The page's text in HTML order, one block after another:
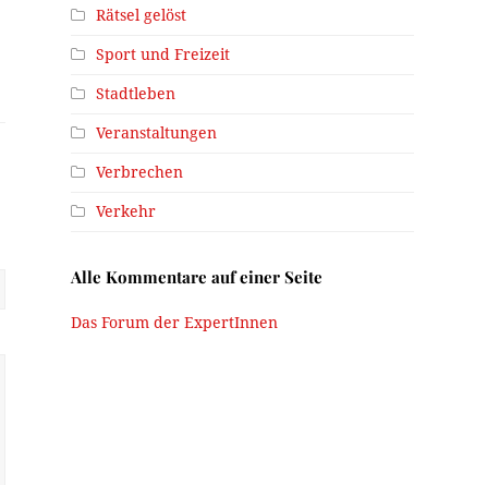
Rätsel gelöst
Sport und Freizeit
Stadtleben
Veranstaltungen
Verbrechen
Verkehr
Alle Kommentare auf einer Seite
Das Forum der ExpertInnen